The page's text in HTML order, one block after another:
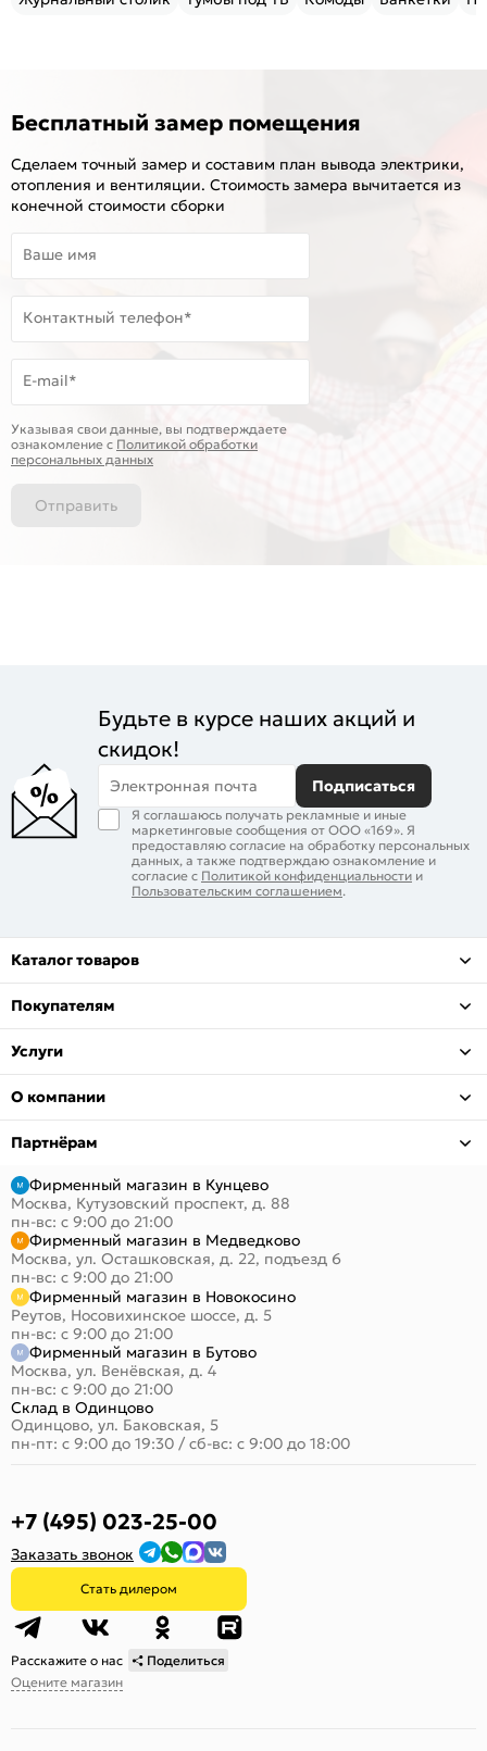
Бесплатный замер помещения
Сделаем точный замер и составим план вывода электрики,
отопления и вентиляции. Стоимость замера вычитается из
конечной стоимости сборки
Ваше имя
Контактный телефон*
E-mail*
Указывая свои данные, вы подтверждаете
ознакомление c Политикой обработки
персональных данных
Отправить
Будьте в курсе наших акций и
скидок!
Электронная почта Подписаться
Я соглашаюсь получать рекламные и иные
маркетинговые сообщения от ООО «169». Я
предоставляю согласие на обработку персональных
данных, а также подтверждаю ознакомление и
согласие с Политикой конфиденциальности и
Пользовательским соглашением.
Каталог товаров
Покупателям
Услуги
О компании
Партнёрам
Фирменный магазин в Кунцево
Москва, Кутузовский проспект, д. 88
пн-вс: с 9:00 до 21:00
Фирменный магазин в Медведково
Москва, ул. Осташковская, д. 22, подъезд 6
пн-вс: с 9:00 до 21:00
Фирменный магазин в Новокосино
Реутов, Носовихинское шоссе, д. 5
пн-вс: с 9:00 до 21:00
Фирменный магазин в Бутово
Москва, ул. Венёвская, д. 4
пн-вс: с 9:00 до 21:00
Склад в Одинцово
Одинцово, ул. Баковская, 5
пн-пт: с 9:00 до 19:30 / сб-вс: с 9:00 до 18:00
+7 (495) 023-25-00
Заказать звонок
Стать дилером
Расскажите о нас
Поделиться
Оцените магазин